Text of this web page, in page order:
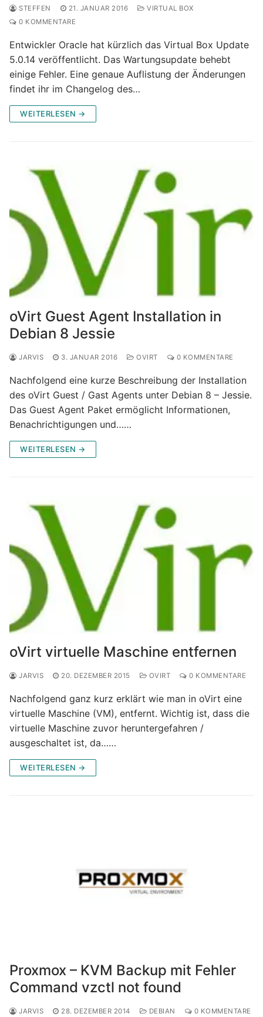
STEFFEN 21. JANUAR 2016
VIRTUAL BOX
0 KOMMENTARE
Entwickler Oracle hat kürzlich das Virtual Box Update
5.0.14 veröffentlicht. Das Wartungsupdate behebt
einige Fehler. Eine genaue Auflistung der Änderungen
findet ihr im Changelog des…
WEITERLESEN →
oVirt Guest Agent Installation in
Debian 8 Jessie
JARVIS 3. JANUAR 2016 OVIRT 0 KOMMENTARE
Nachfolgend eine kurze Beschreibung der Installation
des oVirt Guest / Gast Agents unter Debian 8 – Jessie.
Das Guest Agent Paket ermöglicht Informationen,
Benachrichtigungen und……
WEITERLESEN →
oVirt virtuelle Maschine entfernen
JARVIS 20. DEZEMBER 2015 OVIRT 0 KOMMENTARE
Nachfolgend ganz kurz erklärt wie man in oVirt eine
virtuelle Maschine (VM), entfernt. Wichtig ist, dass die
virtuelle Maschine zuvor heruntergefahren /
ausgeschaltet ist, da……
WEITERLESEN →
Proxmox – KVM Backup mit Fehler
Command vzctl not found
JARVIS 28. DEZEMBER 2014 DEBIAN 0 KOMMENTARE